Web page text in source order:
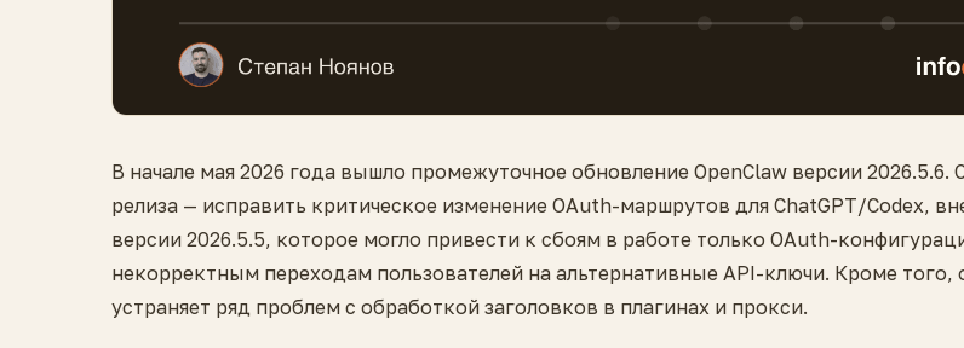
В начале мая 2026 года вышло промежуточное обновление OpenClaw версии 2026.5.6.
релиза — исправить критическое изменение OAuth-маршрутов для ChatGPT/Codex,
версии 2026.5.5, которое могло привести к сбоям в работе только OAuth-
некорректным переходам пользователей на альтернативные API-ключи. Кроме того,
устраняет ряд проблем с обработкой заголовков в плагинах и прокси.